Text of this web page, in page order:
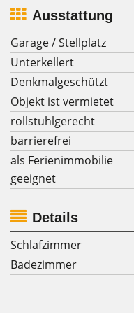
Ausstattung
Garage / Stellplatz
Unterkellert
Denkmalgeschützt
Objekt ist vermietet
rollstuhlgerecht
barrierefrei
als Ferienimmobilie
geeignet
Details
Schlafzimmer
Badezimmer